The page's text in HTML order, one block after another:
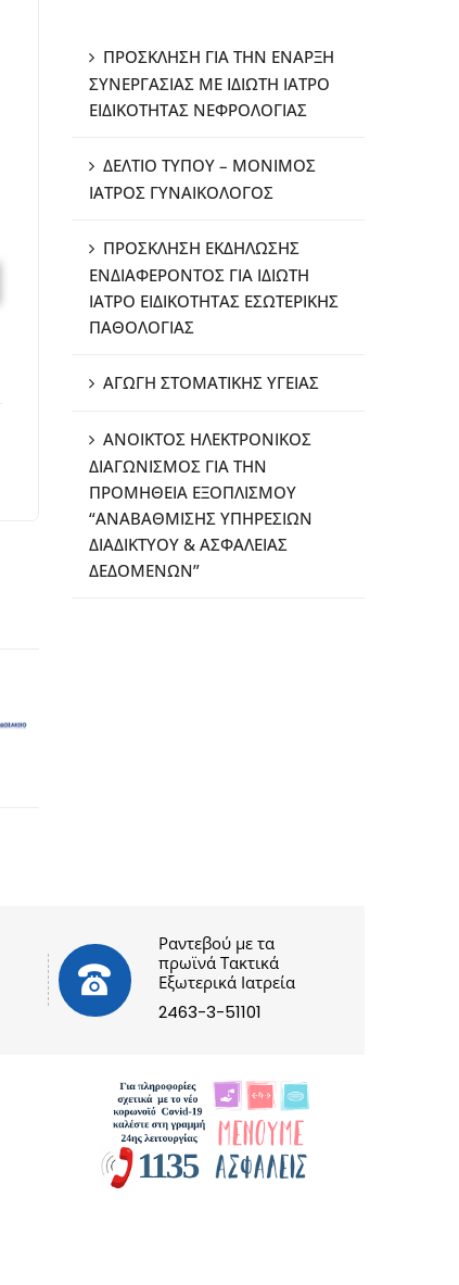
ΠΡΟΣΚΛΗΣΗ ΓΙΑ ΤΗΝ ΕΝΑΡΞΗ
ΣΥΝΕΡΓΑΣΙΑΣ ΜΕ ΙΔΙΩΤΗ ΙΑΤΡΟ
ΕΙΔΙΚΟΤΗΤΑΣ ΝΕΦΡΟΛΟΓΙΑΣ
ΔΕΛΤΙΟ ΤΥΠΟΥ – ΜΟΝΙΜΟΣ
ΙΑΤΡΟΣ ΓΥΝΑΙΚΟΛΟΓΟΣ
ΠΡΟΣΚΛΗΣΗ ΕΚΔΗΛΩΣΗΣ
ΕΝΔΙΑΦΕΡΟΝΤΟΣ ΓΙΑ ΙΔΙΩΤΗ
ΙΑΤΡΟ ΕΙΔΙΚΟΤΗΤΑΣ ΕΣΩΤΕΡΙΚΗΣ
ΠΑΘΟΛΟΓΙΑΣ
ΑΓΩΓΗ ΣΤΟΜΑΤΙΚΗΣ ΥΓΕΙΑΣ
ΑΝΟΙΚΤΟΣ ΗΛΕΚΤΡΟΝΙΚΟΣ
ΔΙΑΓΩΝΙΣΜΟΣ ΓΙΑ ΤΗΝ
ΠΡΟΜΗΘΕΙΑ ΕΞΟΠΛΙΣΜΟΥ
“ΑΝΑΒΑΘΜΙΣΗΣ ΥΠΗΡΕΣΙΩΝ
ΔΙΑΔΙΚΤΥΟΥ & ΑΣΦΑΛΕΙΑΣ
ΔΕΔΟΜΕΝΩΝ”
Ραντεβού με τα
πρωϊνά Τακτικά
Εξωτερικά Ιατρεία
2463-3-51101